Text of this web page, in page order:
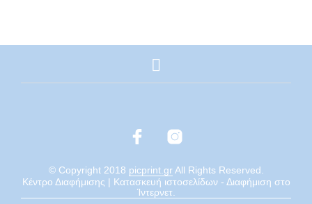
© Copyright 2018 picprint.grAll Rights Reserved.
Κέντρο Διαφήμισης | Κατασκευή ιστοσελίδων - Διαφήμιση στο
Ίντερνετ.